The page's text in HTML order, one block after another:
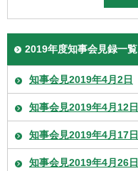
2019年度知事会見録一覧
知事会見2019年4月2日
知事会見2019年4月12日
知事会見2019年4月17日
知事会見2019年4月26日